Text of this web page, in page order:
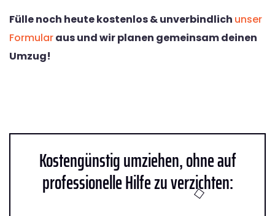
Fülle noch heute kostenlos & unverbindlich unser
Formularaus und wir planen gemeinsam deinen
Umzug!
Kostengünstig umziehen, ohne auf
professionelle Hilfe zu verzichten: